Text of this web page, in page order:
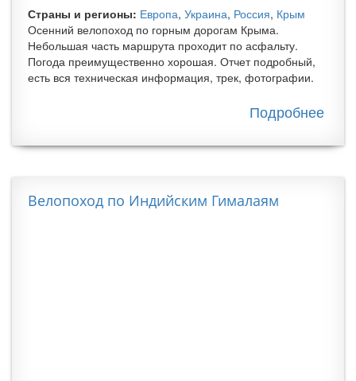
Страны и регионы: Европа, Украина, Россия, Крым
Осенний велопоход по горным дорогам Крыма.
Небольшая часть маршрута проходит по асфальту.
Погода преимущественно хорошая. Отчет подробный,
есть вся техническая информация, трек, фотографии.
Подробнее
в
Велопоход по Индийским Гималаям